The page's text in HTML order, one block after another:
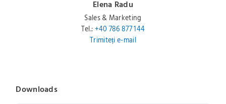
Elena Radu
Sales & Marketing
Tel.: +40 786 877 144
Trimiteți e-mail
Downloads